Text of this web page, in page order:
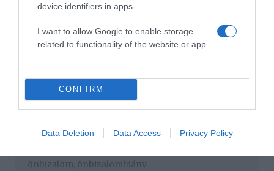
device identifiers in apps.
I want to allow Google to enable storage
related to functionality of the website or app.
CONFIRM
Data Deletion Data Access Privacy Policy
önbizalom önbizalomhiány